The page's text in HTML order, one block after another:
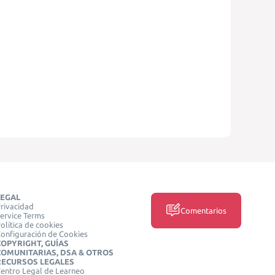
Terms
de cookies
de Cookies
GUÍAS
DSA & OTROS
LEGALES
Legal de Learneo
Comentarios